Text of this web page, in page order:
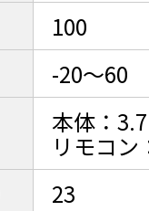
100
-20～60
本体：
リモコ
23